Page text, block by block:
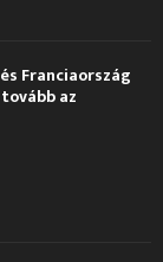
Franciaország
az